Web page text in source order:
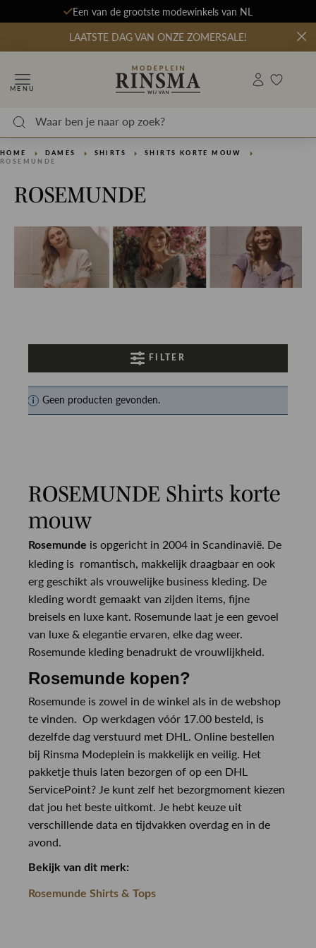
Een van de grootste modewinkels van NL
LAATSTE DAG VAN ONZE ZOMERSALE!
MENU
HOME DAMES SHIRTS
SHIRTS KORTE MOUW
ROSEMUNDE
ROSEMUNDE
FILTER
Geen producten gevonden.
ROSEMUNDE Shirts korte
mouw
Rosemunde is opgericht in 2004 in Scandinavië. De
kleding is romantisch, makkelijk draagbaar en ook
erg geschikt als vrouwelijke business kleding. De
kleding wordt gemaakt van zijden items, fijne
breisels en luxe kant. Rosemunde laat je een gevoel
van luxe & elegantie ervaren, elke dag weer.
Rosemunde kleding benadrukt de vrouwlijkheid.
Rosemunde kopen?
Rosemunde is zowel in de winkel als in de webshop
te vinden. Op werkdagen vóór 17.00 besteld, is
dezelfde dag verstuurd met DHL. Online bestellen
bij Rinsma Modeplein is makkelijk en veilig. Het
pakketje thuis laten bezorgen of op een DHL
ServicePoint? Je kunt zelf het bezorgmoment kiezen
dat jou het beste uitkomt. Je hebt keuze uit
verschillende data en tijdvakken overdag en in de
avond.
Bekijk van dit merk:
Rosemunde Shirts & Tops